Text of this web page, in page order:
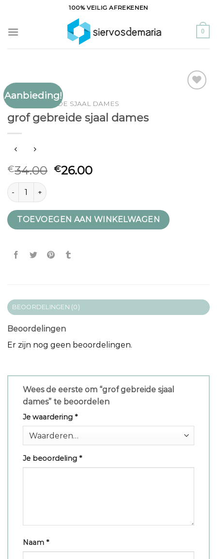
inhoud
100% VEILIG AFREKENEN
0
Aanbieding!
GROF GEBREIDE SJAAL DAMES
grof gebreide sjaal dames
€34.00 €26.00
grof gebreide sjaal dames aantal
TOEVOEGEN AAN WINKELWAGEN
BEOORDELINGEN (0)
Beoordelingen
Er zijn nog geen beoordelingen.
Wees de eerste om “grof gebreide sjaal
dames” te beoordelen
Je waardering *
Je beoordeling *
Naam *